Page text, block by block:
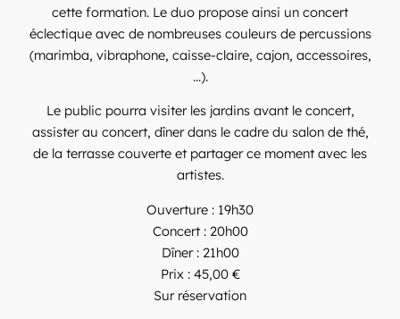
cette formation. Le duo propose ainsi un concert
éclectique avec de nombreuses couleurs de percussions
(marimba, vibraphone, caisse-claire, cajon, accessoires,
...).
Le public pourra visiter les jardins avant le concert,
assister au concert, dîner dans le cadre du salon de thé,
de la terrasse couverte et partager ce moment avec les
artistes.
Ouverture : 19h30
Concert : 20h00
Dîner : 21h00
Prix : 45,00 €
Sur réservation